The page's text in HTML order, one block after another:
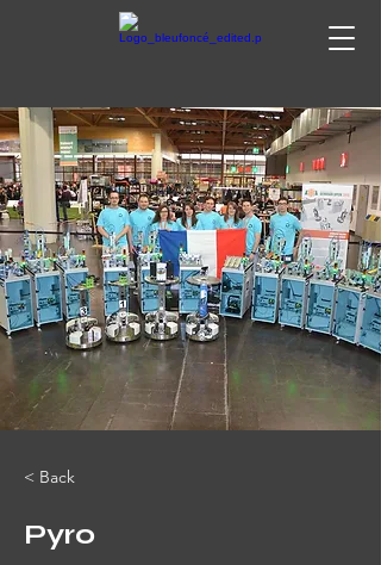
< Back
Pyro